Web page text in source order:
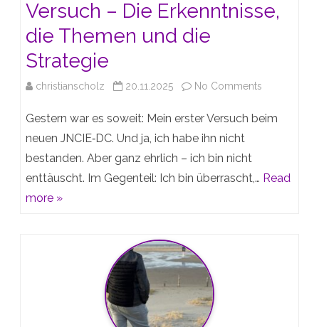
Versuch – Die Erkenntnisse,
die Themen und die
Strategie
christianscholz 20.11.2025 No Comments
Versuch
Gestern war es soweit: Mein erster Versuch beim
neuen JNCIE‑DC. Und ja, ich habe ihn nicht
bestanden. Aber ganz ehrlich – ich bin nicht
enttäuscht. Im Gegenteil: Ich bin überrascht,… Read
more »